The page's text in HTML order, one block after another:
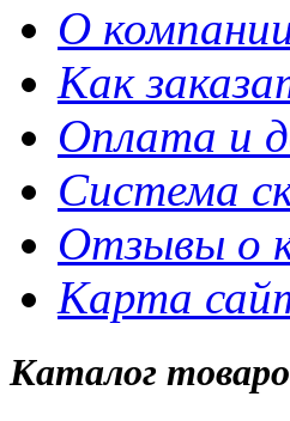
О
Как
Оплата и
Система
Отзывы о
Карта
Каталог